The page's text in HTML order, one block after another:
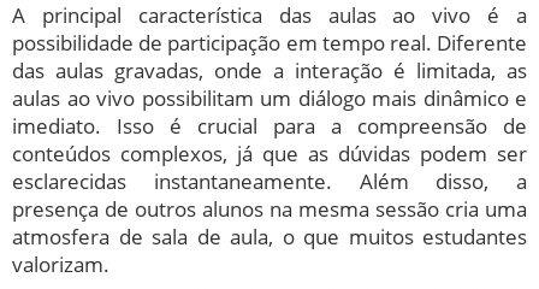
A principal característica das aulas ao vivo é a
possibilidade de participação em tempo real. Diferente
das aulas gravadas, onde a interação é limitada, as
aulas ao vivo possibilitam um diálogo mais dinâmico e
imediato. Isso é crucial para a compreensão de
conteúdos complexos, já que as dúvidas podem ser
esclarecidas instantaneamente. Além disso, a
presença de outros alunos na mesma sessão cria uma
atmosfera de sala de aula, o que muitos estudantes
valorizam.